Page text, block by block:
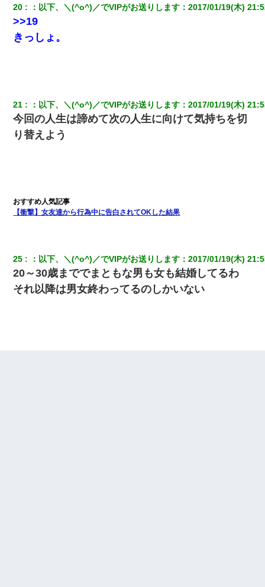
旦那の元カノをSNSで探して写真を保存して顔面評価スレで写真
を晒してた。ほとんどがブスという評価の中で二人ほど意外に好
新築の家で。クラクラするくらいの「白粉の匂い」が鼻につくも
嫁＆娘「そんな匂いしない…」ある日、友人奥「素敵なアンティ
ークですね！」俺（！？）
13歳娘が元嫁のところから逃げてきた。どう扱ったらいいのかわ
からない
20 ： 以下、＼(^o^)／でVIPがお送りします ：2017/01/19(木)
>>19
きっしょ。
21 ： 以下、＼(^o^)／でVIPがお送りします ：2017/01/19(木)
今回の人生は諦めて次の人生に向けて気持ちを切
り替えよう
【衝撃】女友達から行為中に告白されてOKした結果
25 ： 以下、＼(^o^)／でVIPがお送りします ：2017/01/19(木)
20～30歳まででまともな男も女も結婚してるわ
それ以降は男女終わってるのしかいない